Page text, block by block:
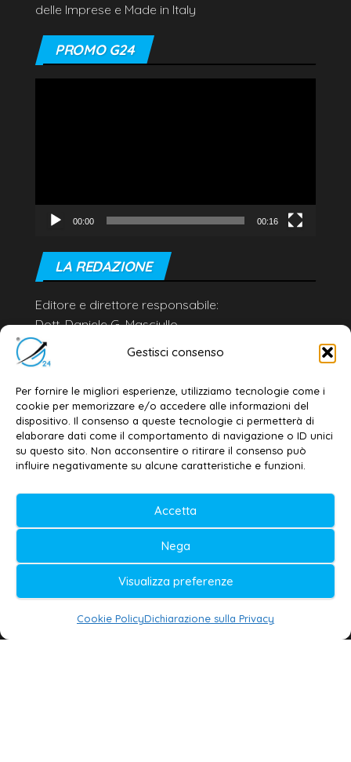
Gestisci consenso
Per fornire le migliori esperienze, utilizziamo tecnologie come i
cookie per memorizzare e/o accedere alle informazioni del
dispositivo. Il consenso a queste tecnologie ci permetterà di
elaborare dati come il comportamento di navigazione o ID unici
su questo sito. Non acconsentire o ritirare il consenso può
influire negativamente su alcune caratteristiche e funzioni.
Accetta
Nega
Visualizza preferenze
Cookie PolicyDichiarazione sulla Privacy
delle Imprese e Made in Italy
PROMO G24
00:00 00:16
LA REDAZIONE
Editore e direttore responsabile:
Dott. Daniele G. Masciullo
Email:
redazione@galatina24.it
Privacy policy–Cookie policy
© 2020-2026 | Galatina24 ®
Testata iscritta al n. 11/2020 Registro della
Stampa Tribunale di Lecce
Editore e direttore responsabile:
Daniele G. Masciullo
Galatina24 è marchio registrato dal Ministero
delle Imprese